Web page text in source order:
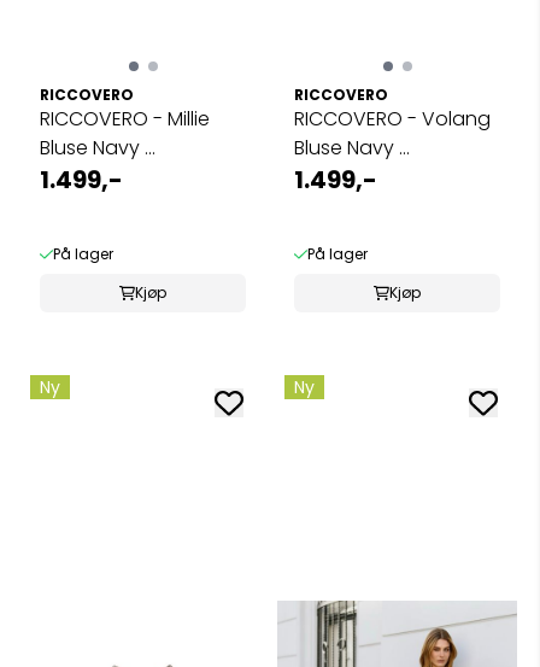
RICCOVERO
RICCOVERO - Millie
Bluse Navy ...
1.499,-
På lager
Kjøp
RICCOVERO
RICCOVERO - Volang
Bluse Navy ...
1.499,-
På lager
Kjøp
Ny Ny